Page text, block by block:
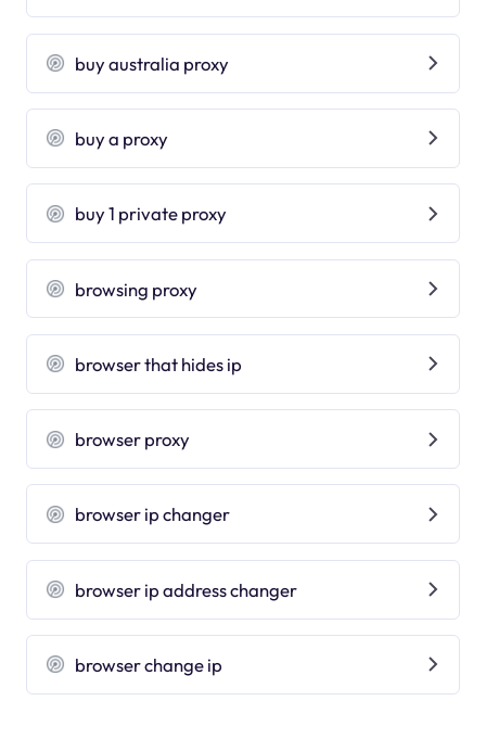
buy australia proxy
buy a proxy
buy 1 private proxy
browsing proxy
browser that hides ip
browser proxy
browser ip changer
browser ip address changer
browser change ip